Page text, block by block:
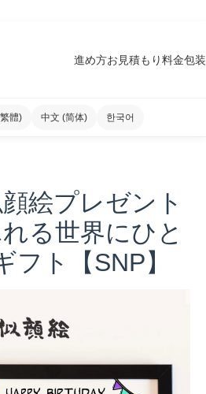
進め方お見積もり料金包装
體) 中文 (简体) 한국어
絵プレゼント
れる世界にひと
フト【SNP】